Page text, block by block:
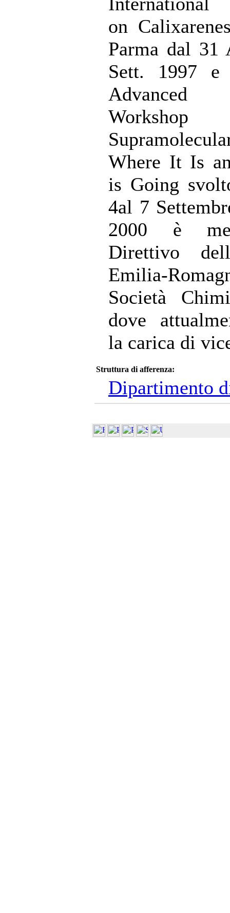
on
Parma dal 31
Sett. 1997 e
Advanced
Where It Is
is Going
4al 7
2000 è
Direttivo
Emilia-
Società
dove
la carica di
Struttura di afferenza:
Dipartimento